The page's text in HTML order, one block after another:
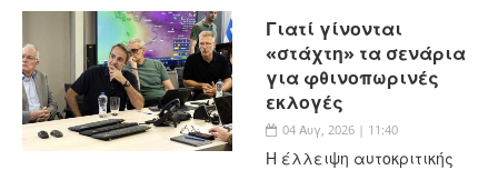
Γιατί γίνονται
«στάχτη» τα σενάρια
για φθινοπωρινές
εκλογές
04 Αυγ, 2026 | 11:40
Η έλλειψη αυτοκριτικής